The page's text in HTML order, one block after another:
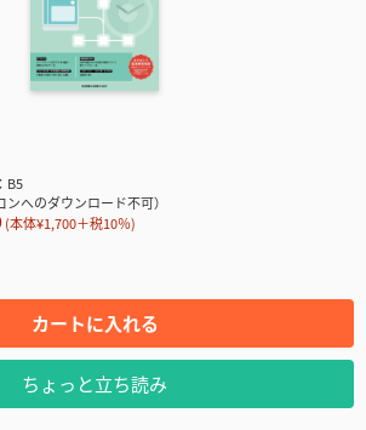
B5
ンへのダウンロード不可）
(本体¥1,700＋税10％)
カートに入れる
ちょっと立ち読み